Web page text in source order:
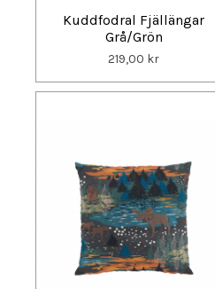
Kuddfodral Fjällängar
Grå/Grön
219,00 kr